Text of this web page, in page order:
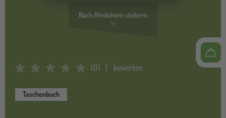
Nach Ähnlichem stöbern
Average Rating: 0 (0) bewerten
Taschenbuch